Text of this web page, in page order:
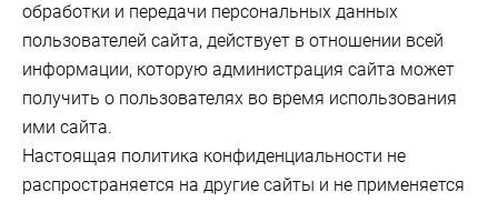
обработки и передачи персональных данных
пользователей сайта, действует в отношении всей
информации, которую администрация сайта может
получить о пользователях во время использования
ими сайта.
Настоящая политика конфиденциальности не
распространяется на другие сайты и не применяется